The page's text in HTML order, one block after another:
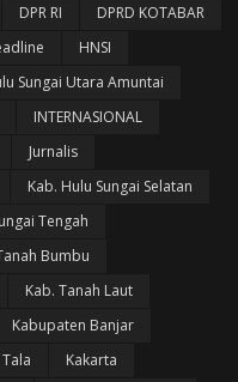
DPR RI
DPRD KOTABAR
HNSI
Sungai Utara Amuntai
INTERNASIONAL
Jurnalis
Kab. Hulu Sungai Selatan
Tengah
Bumbu
Kab. Tanah Laut
Kabupaten Banjar
Kakarta